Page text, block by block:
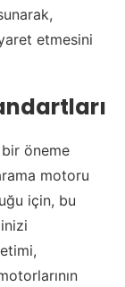
etmesini
bir öneme
motoru
için, bu